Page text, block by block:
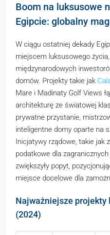
Boom na luksusowe
Egipcie: globalny
W ciągu ostatniej dekady
miejscem luksusowego
międzynarodowych
domów. Projekty takie jak
Mare i Madinaty Golf Views
architekturę ze światowej
prywatne przystanie,
inteligentne domy oparte na
Inicjatywy rządowe, takie jak
podatkowe dla
zwiększyły popyt,
miejsce docelowe dla
Najważniejsze projekty
(2024)